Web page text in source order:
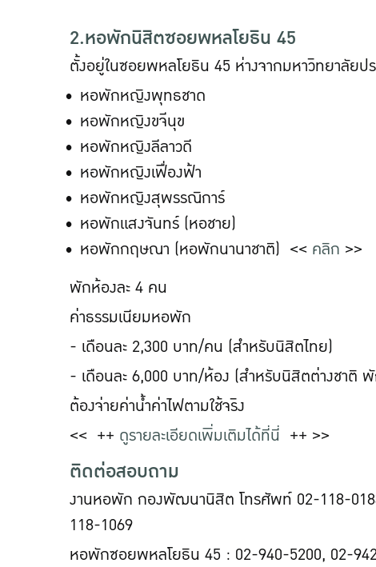
2.หอพักนิสิตซอยพหลโยธิน 45
ตั้งอยู่ในซอยพหลโยธิน 45 ห่างจากมหาวิทยาลัย
หอพักหญิงพุทธชาด
หอพักหญิงขจีนุข
หอพักหญิงลีลาวดี
หอพักหญิงเฟื่องฟ้า
หอพักหญิงสุพรรณิการ์
หอพักแสงจันทร์ (หอชาย)
หอพักกฤษณา (หอพักนานาชาติ) << คลิก >>
พักห้องละ 4 คน
ค่าธรรมเนียมหอพัก
- เดือนละ 2,300 บาท/คน (สำหรับนิสิตไทย)
- เดือนละ 6,000 บาท/ห้อง (สำหรับนิสิตต่างชาติ
ต้องจ่ายค่าน้ำค่าไฟตามใช้จริง
<< ++ ดูรายละเอียดเพิ่มเติมได้ที่นี่ ++ >>
ติดต่อสอบถาม
งานหอพัก กองพัฒนานิสิต โทรศัพท์ 02-118-
118-1069
หอพักซอยพหลโยธิน 45 : 02-940-5200, 02-